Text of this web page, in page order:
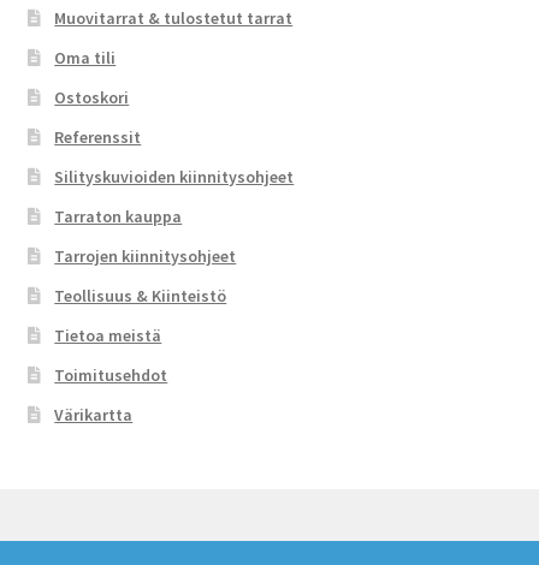
Muovitarrat & tulostetut tarrat
Oma tili
Ostoskori
Referenssit
Silityskuvioiden kiinnitysohjeet
Tarraton kauppa
Tarrojen kiinnitysohjeet
Teollisuus & Kiinteistö
Tietoa meistä
Toimitusehdot
Värikartta